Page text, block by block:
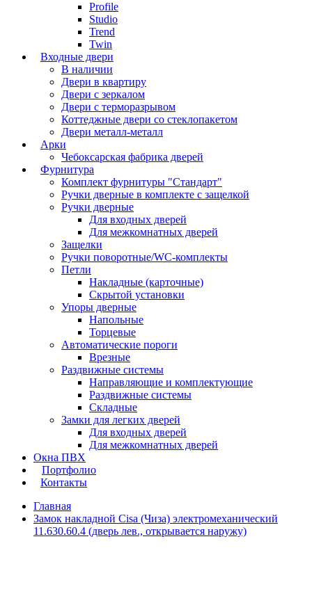
Profile
Studio
Trend
Twin
Входные двери
В наличии
Двери в квартиру
Двери с зеркалом
Двери с терморазрывом
Коттеджные двери со стеклопакетом
Двери металл-металл
Арки
Чебоксарская фабрика дверей
Фурнитура
Комплект фурнитуры "Стандарт"
Ручки дверные в комплекте с защелкой
Ручки дверные
Для входных дверей
Для межкомнатных дверей
Защелки
Ручки поворотные/WC-комплекты
Петли
Накладные (карточные)
Скрытой установки
Упоры дверные
Напольные
Торцевые
Автоматические пороги
Врезные
Раздвижные системы
Направляющие и комплектующие
Раздвижные системы
Складные
Замки для легких дверей
Для входных дверей
Для межкомнатных дверей
Окна ПВХ
Портфолио
Контакты
Главная
Замок накладной Cisa (Чиза) электромеханический
11.630.60.4 (дверь лев., открывается наружу)